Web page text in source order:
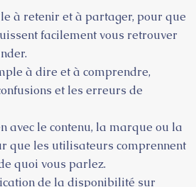
à retenir et à partager, pour que
facilement vous retrouver
à dire et à comprendre,
et les erreurs de
avec le contenu, la marque ou la
que les utilisateurs comprennent
quoi vous parlez.
de la disponibilité sur